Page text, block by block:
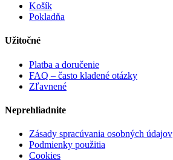
Košík
Pokladňa
Užitočné
Platba a doručenie
FAQ – často kladené otázky
Zľavnené
Neprehliadnite
Zásady spracúvania osobných údajov
Podmienky použitia
Cookies